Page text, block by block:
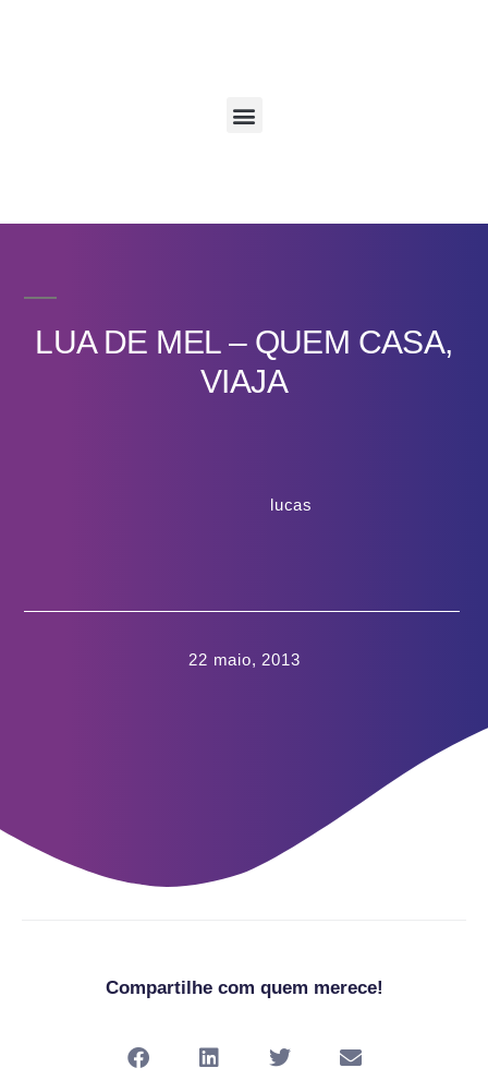
LUA DE MEL – QUEM CASA,
VIAJA
lucas
22 maio, 2013
Compartilhe com quem merece!